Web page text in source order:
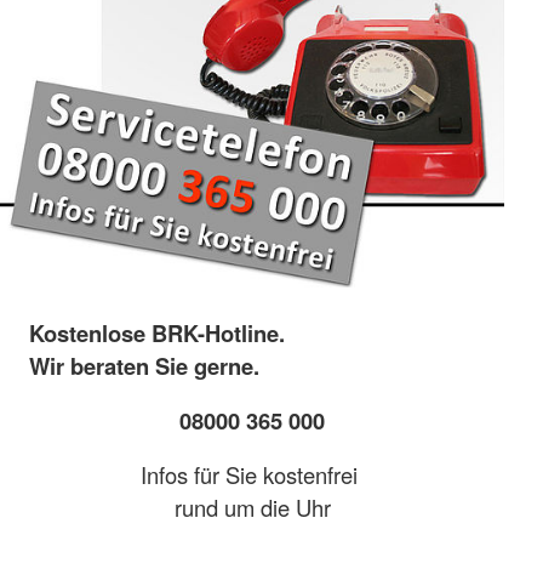
Kostenlose BRK-Hotline.
Wir beraten Sie gerne.
08000 365 000
Infos für Sie kostenfrei
rund um die Uhr